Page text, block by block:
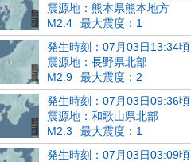
震源地：熊本県熊本地方
M2.4
最大震度：1
発生時刻：07月03日13:34頃
震源地：長野県北部
M2.9
最大震度：2
発生時刻：07月03日09:36頃
震源地：和歌山県北部
M2.3
最大震度：1
発生時刻：07月03日03:09頃